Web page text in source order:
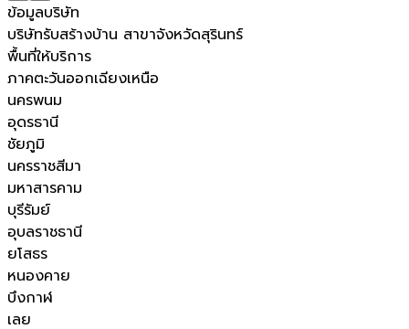
ข้อมูลบริษัท
บริษัทรับสร้างบ้าน สาขาจังหวัดสุรินทร์
พื้นที่ให้บริการ
ภาคตะวันออกเฉียงเหนือ
นครพนม
อุดรธานี
ชัยภูมิ
นครราชสีมา
มหาสารคาม
บุรีรัมย์
อุบลราชธานี
ยโสธร
หนองคาย
บึงกาฬ
เลย